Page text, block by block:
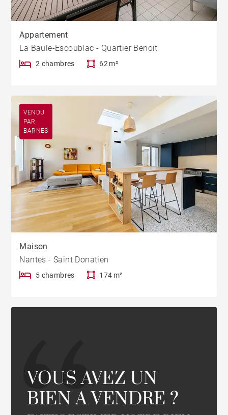
Appartement
La Baule-Escoublac - Quartier Benoit
2 chambres 62 m²
VENDU
PAR
BARNES
Maison
Nantes - Saint Donatien
5 chambres 174 m²
VOUS AVEZ UN
BIEN A VENDRE ?